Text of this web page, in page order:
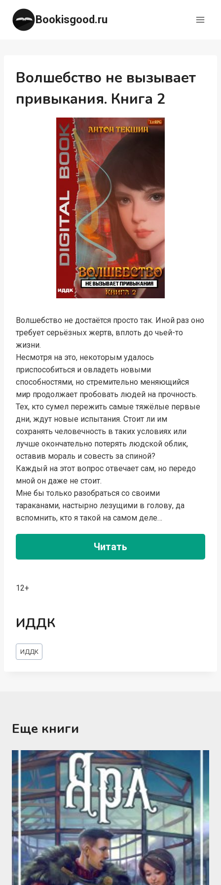
Перейти
содержимому
Bookisgood.ru
Волшебство не вызывает
привыкания. Книга 2
Волшебство не достаётся просто так. Иной раз оно
требует серьёзных жертв, вплоть до чьей-то
жизни.
Несмотря на это, некоторым удалось
приспособиться и овладеть новыми
способностями, но стремительно меняющийся
мир продолжает пробовать людей на прочность.
Тех, кто сумел пережить самые тяжёлые первые
дни, ждут новые испытания. Стоит ли им
сохранять человечность в таких условиях или
лучше окончательно потерять людской облик,
оставив мораль и совесть за спиной?
Каждый на этот вопрос отвечает сам, но передо
мной он даже не стоит.
Мне бы только разобраться со своими
тараканами, настырно лезущими в голову, да
вспомнить, кто я такой на самом деле…
Читать
12+
ИДДК
Метки
записи:
ИДДК
Еще книги